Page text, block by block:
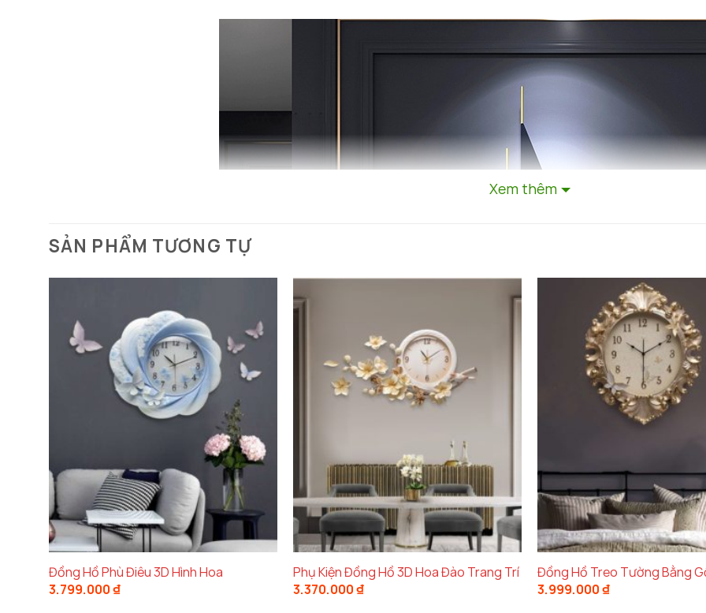
Xem thêm
SẢN PHẨM TƯƠNG TỰ
Đồng Hồ Phù Điêu 3D Hình Hoa
3.799.000₫
Phụ Kiện Đồng Hồ 3D Hoa Đào Trang Trí
3.370.000₫
Đồng Hồ Treo Tường Bằng
3.999.000₫